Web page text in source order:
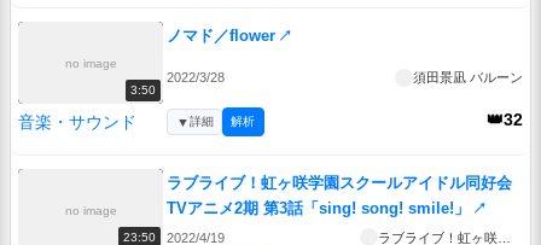
no image
3:50
ノマド／flower ↗
2022/3/28 須田景凪 バルーン
音楽・サウンド 👑32
▼詳細 解析
no image
23:50
ラブライブ！虹ヶ咲学園スクールアイドル同好会
TVアニメ2期 第3話「sing! song! smile!」
↗
2022/4/19